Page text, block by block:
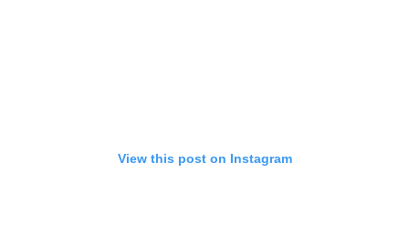
View this post on Instagram